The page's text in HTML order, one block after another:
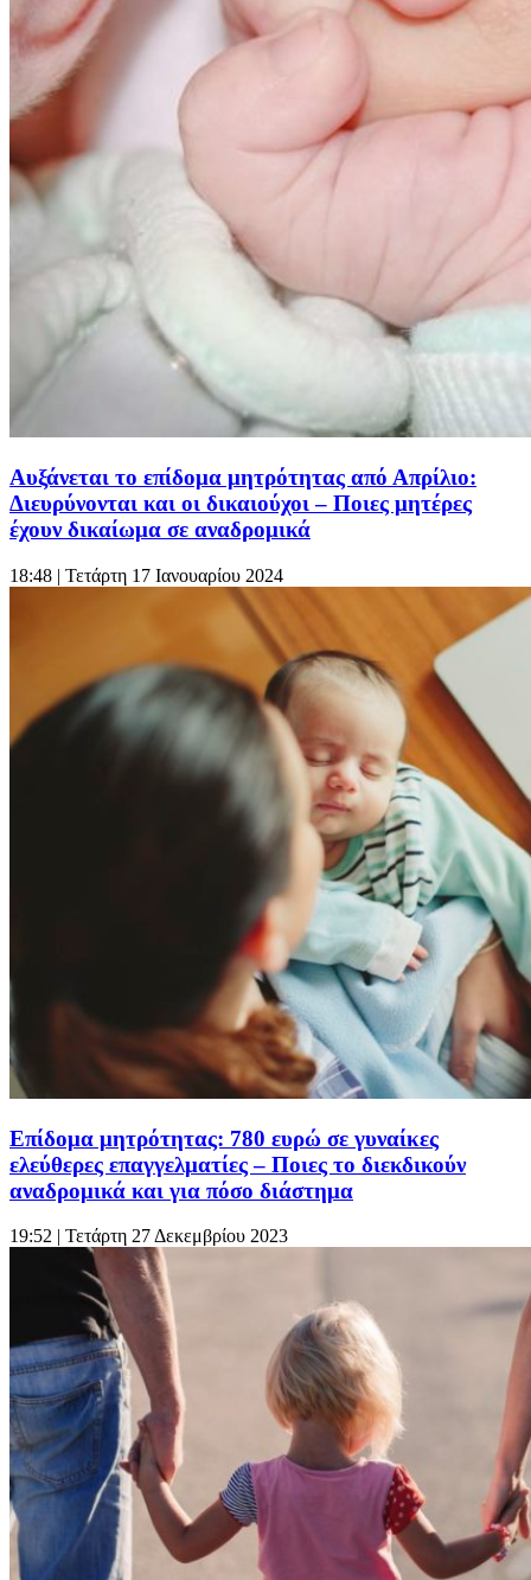
Αυξάνεται το επίδομα μητρότητας από Απρίλιο:
Διευρύνονται και οι δικαιούχοι – Ποιες μητέρες
έχουν δικαίωμα σε αναδρομικά
18:48 | Τετάρτη 17 Ιανουαρίου 2024
Επίδομα μητρότητας: 780 ευρώ σε γυναίκες
ελεύθερες επαγγελματίες – Ποιες το διεκδικούν
αναδρομικά και για πόσο διάστημα
19:52 | Τετάρτη 27 Δεκεμβρίου 2023